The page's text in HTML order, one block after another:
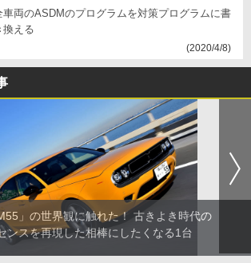
車両のASDMのプログラムを対策プログラムに書
換える
(2020/4/8)
」の世界観に触れた！ 古きよき時代の
ンスを再現した相棒にしたくなる1台